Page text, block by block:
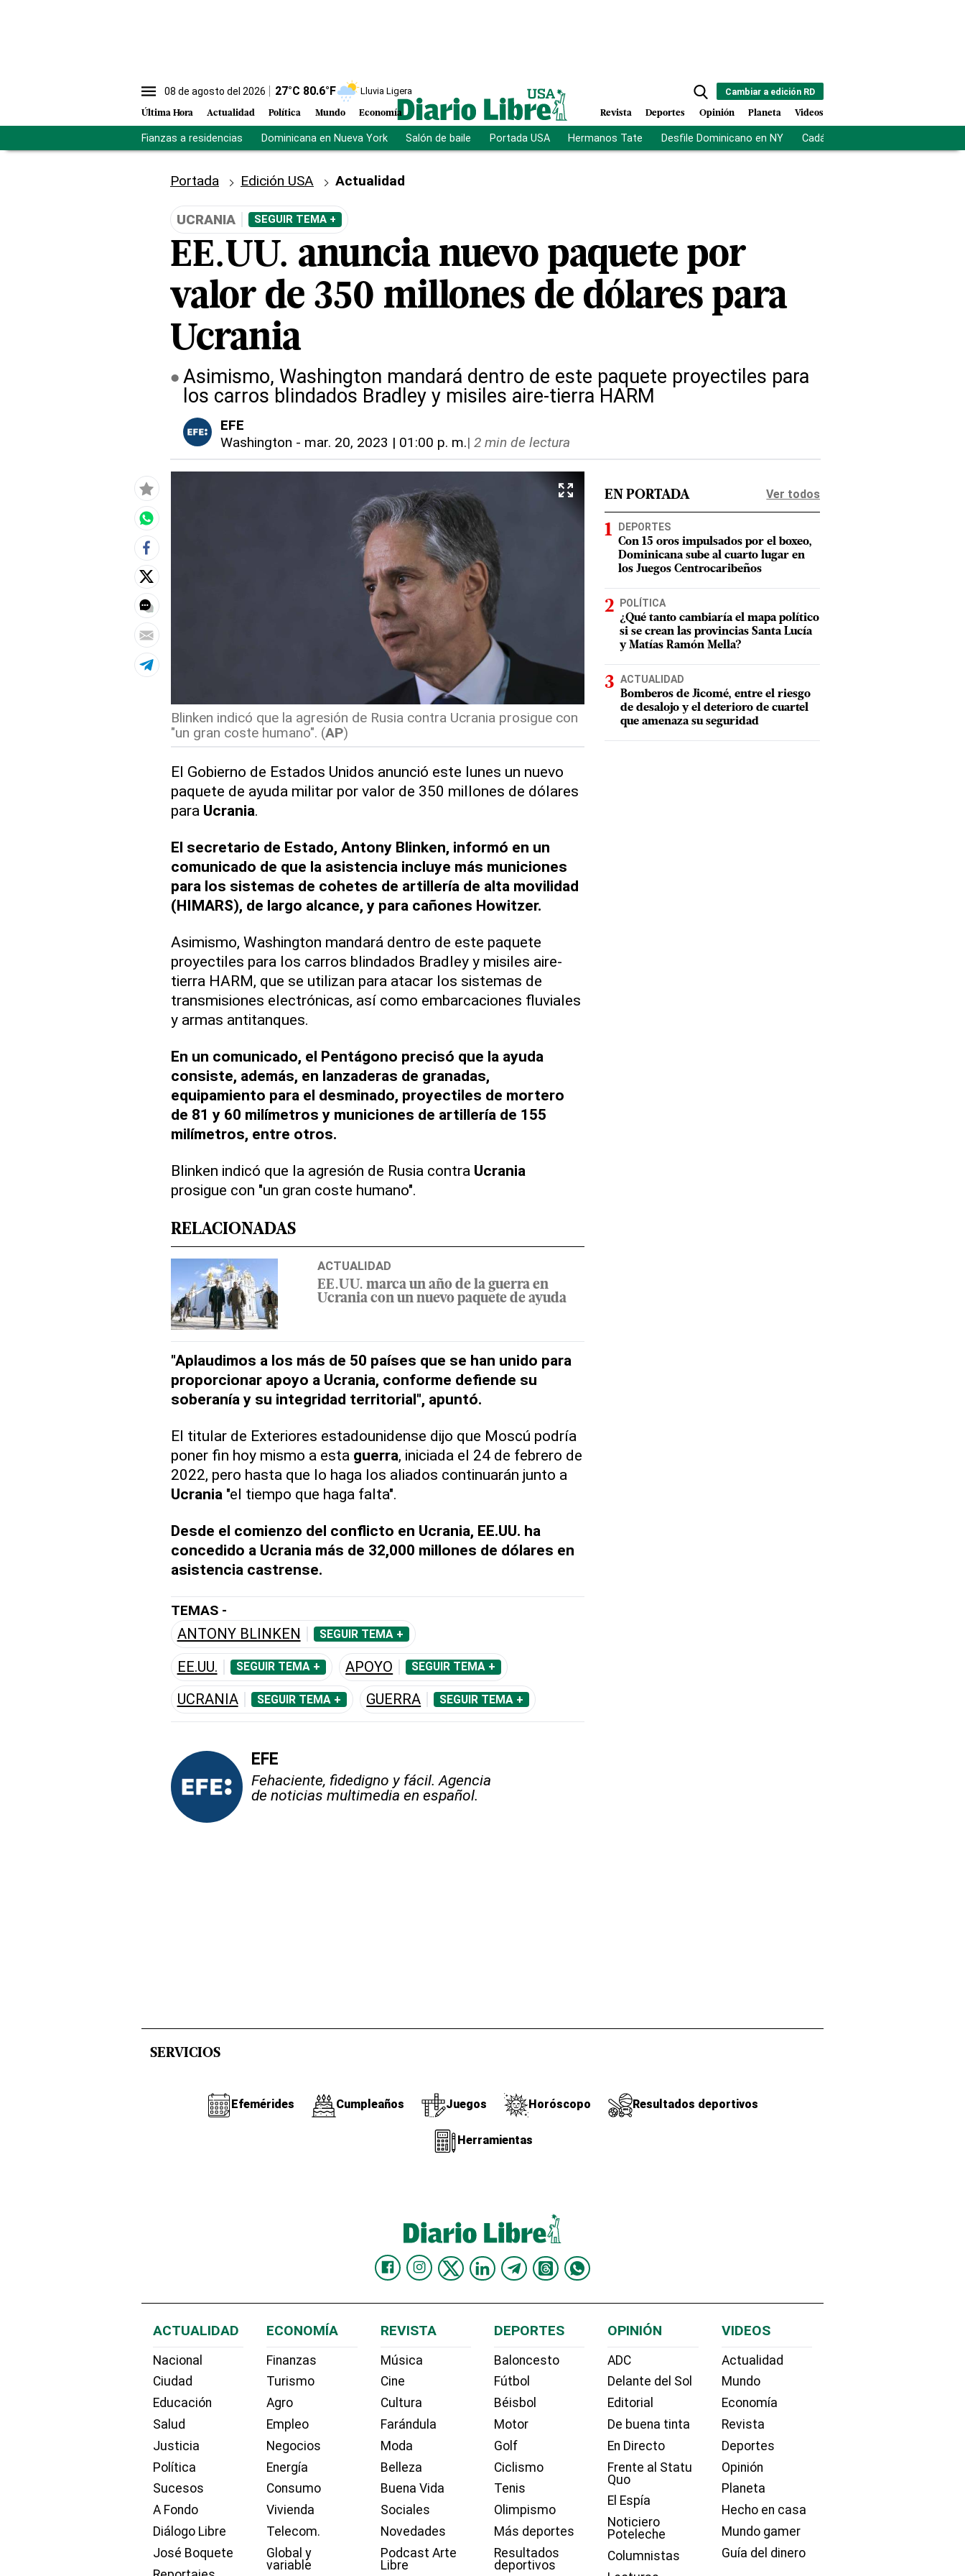
08 de agosto del 2026 27°C 80.6°F Lluvia Ligera
Última Hora Actualidad Política Mundo Economía
Cambiar a edición RD
Revista Deportes Opinión Planeta Videos
Fianzas a residencias Dominicana en Nueva York Salón de baile Portada USA Hermanos Tate Desfile Dominicano en NY Cadáveres en Chicago
Portada Edición USA Actualidad
UCRANIA SEGUIR TEMA +
EE.UU. anuncia nuevo paquete por
valor de 350 millones de dólares para
Ucrania
Asimismo, Washington mandará dentro de este paquete proyectiles para
los carros blindados Bradley y misiles aire-tierra HARM
EFE
Washington - mar. 20, 2023 | 01:00 p. m.| 2 min de lectura
Blinken indicó que la agresión de Rusia contra Ucrania prosigue con
"un gran coste humano". (AP)
El Gobierno de Estados Unidos anunció este lunes un nuevo
paquete de ayuda militar por valor de 350 millones de dólares
para Ucrania.
El secretario de Estado, Antony Blinken, informó en un
comunicado de que la asistencia incluye más municiones
para los sistemas de cohetes de artillería de alta movilidad
(HIMARS), de largo alcance, y para cañones Howitzer.
Asimismo, Washington mandará dentro de este paquete
proyectiles para los carros blindados Bradley y misiles aire-
tierra HARM, que se utilizan para atacar los sistemas de
transmisiones electrónicas, así como embarcaciones fluviales
y armas antitanques.
En un comunicado, el Pentágono precisó que la ayuda
consiste, además, en lanzaderas de granadas,
equipamiento para el desminado, proyectiles de mortero
de 81 y 60 milímetros y municiones de artillería de 155
milímetros, entre otros.
Blinken indicó que la agresión de Rusia contra Ucrania
prosigue con "un gran coste humano".
RELACIONADAS
ACTUALIDAD
EE.UU. marca un año de la guerra en
Ucrania con un nuevo paquete de ayuda
"Aplaudimos a los más de 50 países que se han unido para
proporcionar apoyo a Ucrania, conforme defiende su
soberanía y su integridad territorial", apuntó.
El titular de Exteriores estadounidense dijo que Moscú podría
poner fin hoy mismo a esta guerra, iniciada el 24 de febrero de
2022, pero hasta que lo haga los aliados continuarán junto a
Ucrania"el tiempo que haga falta".
Desde el comienzo del conflicto en Ucrania, EE.UU. ha
concedido a Ucrania más de 32,000 millones de dólares en
asistencia castrense.
TEMAS -
ANTONY BLINKEN SEGUIR TEMA +
EE.UU. SEGUIR TEMA + APOYO SEGUIR TEMA +
UCRANIA SEGUIR TEMA + GUERRA SEGUIR TEMA +
EFE
Fehaciente, fidedigno y fácil. Agencia
de noticias multimedia en español.
EN PORTADA Ver todos
DEPORTES
Con 15 oros impulsados por el boxeo,
Dominicana sube al cuarto lugar en
los Juegos Centrocaribeños
POLÍTICA
¿Qué tanto cambiaría el mapa político
si se crean las provincias Santa Lucía
y Matías Ramón Mella?
ACTUALIDAD
Bomberos de Jicomé, entre el riesgo
de desalojo y el deterioro de cuartel
que amenaza su seguridad
SERVICIOS
Efemérides Cumpleaños Juegos Horóscopo Resultados deportivos
Herramientas
ACTUALIDAD
Nacional
Ciudad
Educación
Salud
Justicia
Política
Sucesos
A Fondo
Diálogo Libre
José Boquete
ECONOMÍA
Finanzas
Turismo
Agro
Empleo
Negocios
Energía
Consumo
Vivienda
Telecom.
Global y
variable
REVISTA
Música
Cine
Cultura
Farándula
Moda
Belleza
Buena Vida
Sociales
Novedades
Podcast Arte
Libre
DEPORTES
Baloncesto
Fútbol
Béisbol
Motor
Golf
Ciclismo
Tenis
Olimpismo
Más deportes
Resultados
deportivos
OPINIÓN
ADC
Delante del Sol
Editorial
De buena tinta
En Directo
Frente al Statu
Quo
El Espía
Noticiero
Poteleche
Columnistas
VIDEOS
Actualidad
Mundo
Economía
Revista
Deportes
Opinión
Planeta
Hecho en casa
Mundo gamer
Guía del dinero